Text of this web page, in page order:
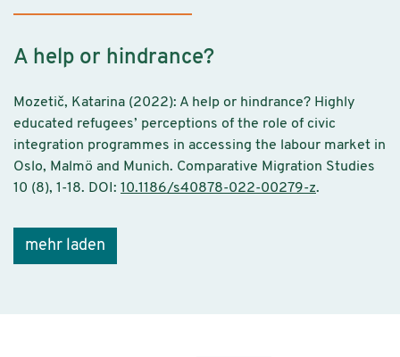
A help or hindrance?
Mozetič, Katarina (2022): A help or hindrance? Highly
educated refugees’ perceptions of the role of civic
integration programmes in accessing the labour market in
Oslo, Malmö and Munich. Comparative Migration Studies
10 (8), 1-18. DOI: 10.1186/s40878-022-00279-z.
mehr laden